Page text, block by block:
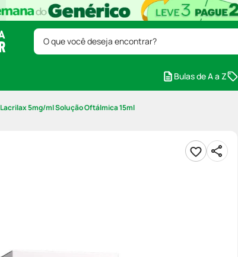
O que você deseja encontrar?
Bulas de A a Z
Lacrilax 5mg/ml Solução Oftálmica 15ml